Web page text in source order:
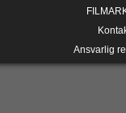
Ansvarlig